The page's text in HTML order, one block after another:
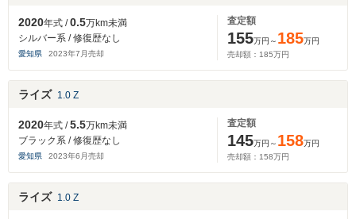
2020年式 /0.5万km未満
シルバー系 / 修復歴なし
愛知県 2023年7 月売却
査定額
155万円～ 185万円
売却額： 185万円
ライズ 1.0 Z
2020年式 /5.5万km未満
ブラック系 / 修復歴なし
愛知県 2023年6 月売却
査定額
145万円～ 158万円
売却額： 158万円
ライズ 1.0 Z